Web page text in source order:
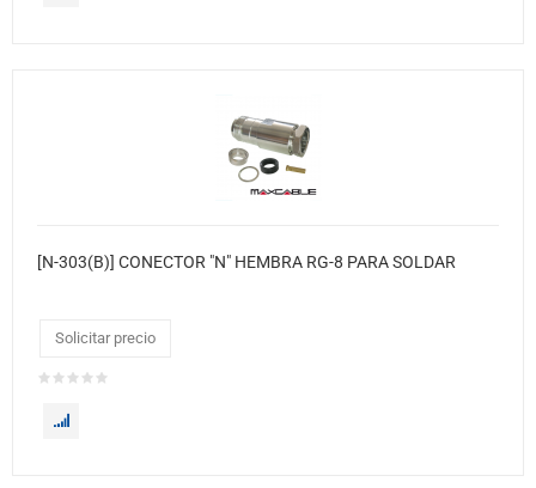
[N-303(B)] CONECTOR "N" HEMBRA RG-8 PARA SOLDAR
Solicitar precio